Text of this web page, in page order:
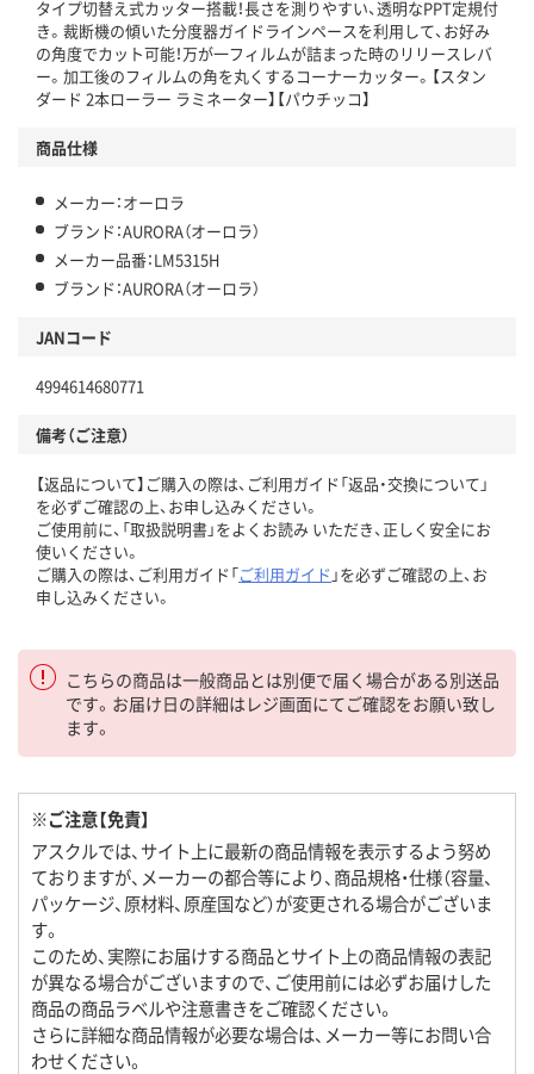
タイプ切替え式カッター搭載！長さを測りやすい、透明なPPT定規付
き。裁断機の傾いた分度器ガイドラインペースを利用して、お好み
の角度でカット可能！万が一フィルムが詰まった時のリリースレバ
ー。加工後のフィルムの角を丸くするコーナーカッター。【スタン
ダード 2本ローラー ラミネーター】【パウチッコ】
商品仕様
メーカー：オーロラ
ブランド：AURORA（オーロラ）
メーカー品番：LM5315H
ブランド：AURORA（オーロラ）
JANコード
4994614680771
備考（ご注意）
【返品について】ご購入の際は、ご利用ガイド「返品・交換について」
を必ずご確認の上、お申し込みください。
ご使用前に、「取扱説明書」をよくお読み いただき、正しく安全にお
使いください。
ご購入の際は、ご利用ガイド「ご利用ガイド 」を必ずご確認の上、お
申し込みください。
こちらの商品は一般商品とは別便で届く場合がある別送品
です。お届け日の詳細はレジ画面にてご確認をお願い致し
ます。
※ご注意【免責】
アスクルでは、サイト上に最新の商品情報を表示するよう努め
ておりますが、メーカーの都合等により、商品規格・仕様（容量、
パッケージ、原材料、原産国など）が変更される場合がございま
す。
このため、実際にお届けする商品とサイト上の商品情報の表記
が異なる場合がございますので、ご使用前には必ずお届けした
商品の商品ラベルや注意書きをご確認ください。
さらに詳細な商品情報が必要な場合は、メーカー等にお問い合
わせください。